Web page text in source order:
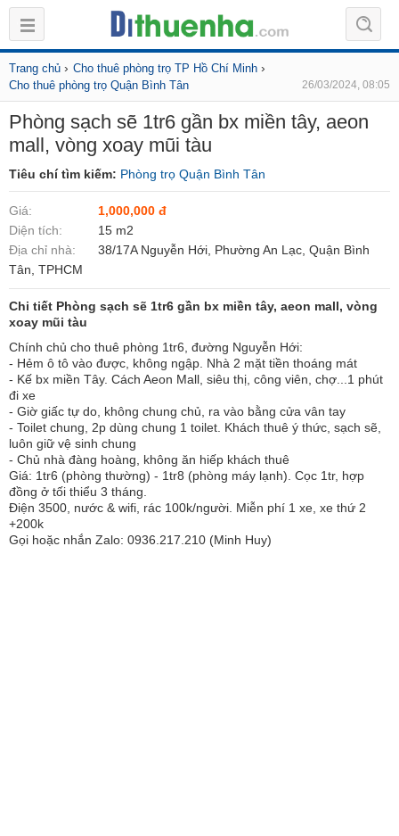
Trang chủ › Cho thuê phòng trọ TP Hồ Chí Minh ›
Cho thuê phòng trọ Quận Bình Tân 26/03/2024, 08:05
Phòng sạch sẽ 1tr6 gần bx miền tây, aeon
mall, vòng xoay mũi tàu
Tiêu chí tìm kiếm: Phòng trọ Quận Bình Tân
Giá:
1,000,000 đ
Diện tích:
15 m2
Địa chỉ nhà:
38/17A Nguyễn Hới, Phường An Lạc, Quận Bình
Tân, TPHCM
Chi tiết Phòng sạch sẽ 1tr6 gần bx miền tây, aeon mall, vòng
xoay mũi tàu
Chính chủ cho thuê phòng 1tr6, đường Nguyễn Hới:
- Hẻm ô tô vào được, không ngập. Nhà 2 mặt tiền thoáng mát
- Kế bx miền Tây. Cách Aeon Mall, siêu thị, công viên, chợ...1 phút
đi xe
- Giờ giấc tự do, không chung chủ, ra vào bằng cửa vân tay
- Toilet chung, 2p dùng chung 1 toilet. Khách thuê ý thức, sạch sẽ,
luôn giữ vệ sinh chung
- Chủ nhà đàng hoàng, không ăn hiếp khách thuê
Giá: 1tr6 (phòng thường) - 1tr8 (phòng máy lạnh). Cọc 1tr, hợp
đồng ở tối thiểu 3 tháng.
Điện 3500, nước & wifi, rác 100k/người. Miễn phí 1 xe, xe thứ 2
+200k
Gọi hoặc nhắn Zalo: 0936.217.210 (Minh Huy)